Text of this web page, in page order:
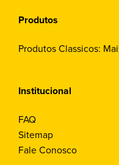
Produtos
Produtos Classicos:
Institucional
FAQ
Sitemap
Fale Conosco